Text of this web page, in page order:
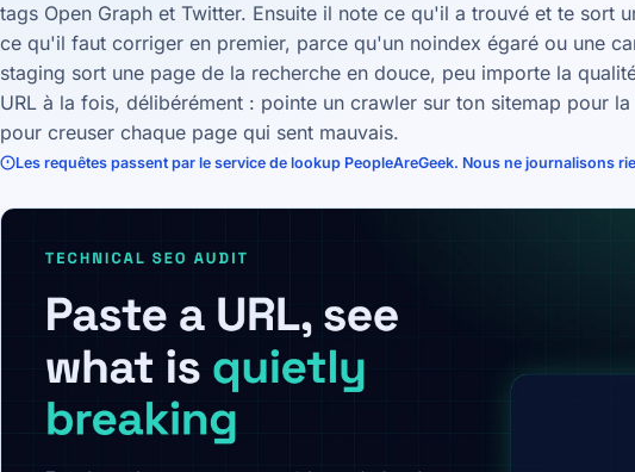
tags Open Graph et Twitter. Ensuite il note ce qu'il a trouvé et te sort
ce qu'il faut corriger en premier, parce qu'un noindex égaré ou une
staging sort une page de la recherche en douce, peu importe la
URL à la fois, délibérément : pointe un crawler sur ton sitemap pour
pour creuser chaque page qui sent mauvais.
Les requêtes passent par le service de lookup PeopleAreGeek. Nous ne journalisons